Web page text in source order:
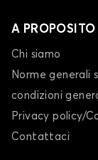
A PROPOSITO
Chi siamo
Norme generali
condizioni
Privacy policy/
Contattaci